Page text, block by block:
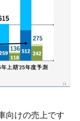
向けの売上です